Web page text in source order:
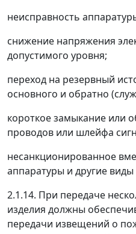
неисправность
снижение напряжения
допустимого уровня;
переход на резервный
основного и обратно
короткое замыкание или
проводов или шлейфа
несанкционированное
аппаратуры и другие
2.1.14. При передаче
изделия должны
передачи извещений о